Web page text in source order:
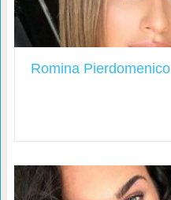
Romina Pierdomenico